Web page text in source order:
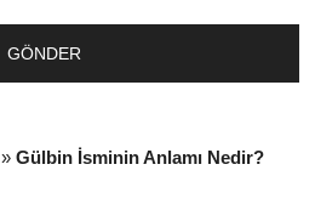
»Gülbin İsminin Anlamı Nedir?